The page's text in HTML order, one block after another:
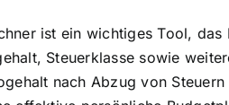
ist ein wichtiges Tool,
Steuerklasse sowie
nach Abzug von